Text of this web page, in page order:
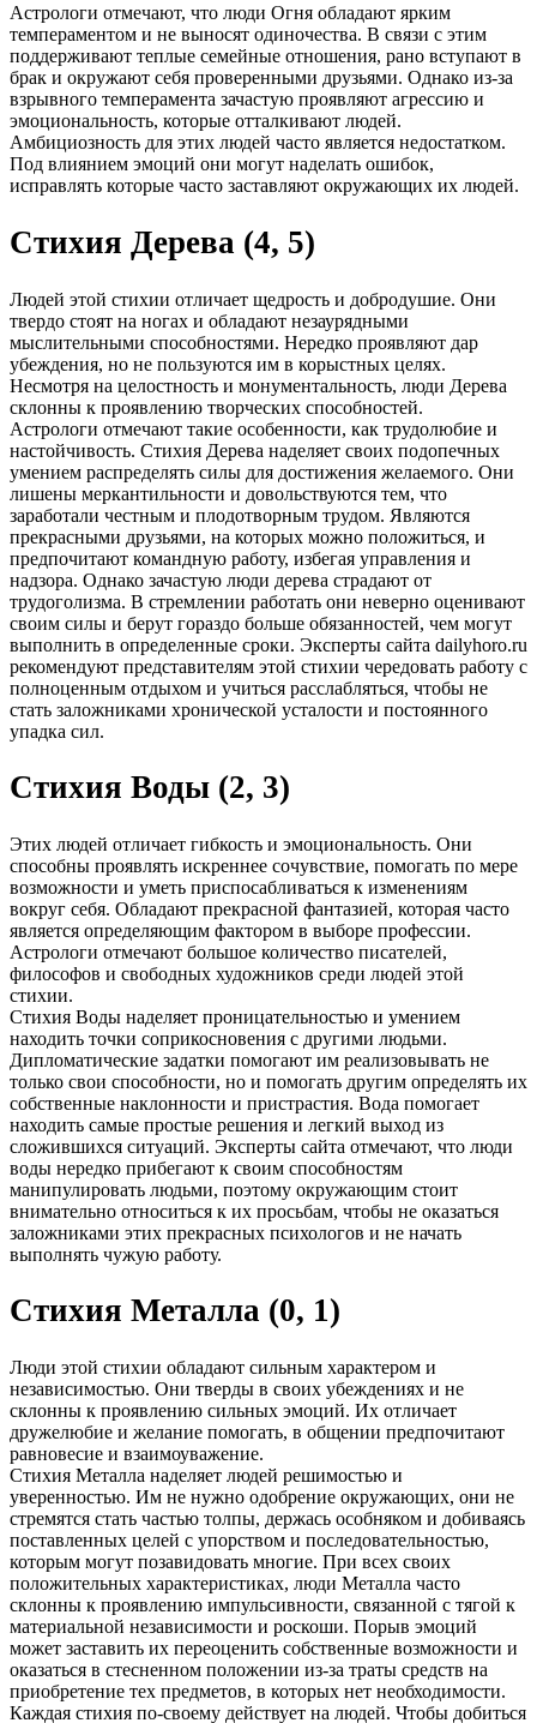
Астрологи отмечают, что люди Огня обладают ярким
темпераментом и не выносят одиночества. В связи с этим
поддерживают теплые семейные отношения, рано вступают в
брак и окружают себя проверенными друзьями. Однако из-за
взрывного темперамента зачастую проявляют агрессию и
эмоциональность, которые отталкивают людей.
Амбициозность для этих людей часто является недостатком.
Под влиянием эмоций они могут наделать ошибок,
исправлять которые часто заставляют окружающих их людей.
Стихия Дерева (4, 5)
Людей этой стихии отличает щедрость и добродушие. Они
твердо стоят на ногах и обладают незаурядными
мыслительными способностями. Нередко проявляют дар
убеждения, но не пользуются им в корыстных целях.
Несмотря на целостность и монументальность, люди Дерева
склонны к проявлению творческих способностей.
Астрологи отмечают такие особенности, как трудолюбие и
настойчивость. Стихия Дерева наделяет своих подопечных
умением распределять силы для достижения желаемого. Они
лишены меркантильности и довольствуются тем, что
заработали честным и плодотворным трудом. Являются
прекрасными друзьями, на которых можно положиться, и
предпочитают командную работу, избегая управления и
надзора. Однако зачастую люди дерева страдают от
трудоголизма. В стремлении работать они неверно оценивают
своим силы и берут гораздо больше обязанностей, чем могут
выполнить в определенные сроки. Эксперты сайта dailyhoro.ru
рекомендуют представителям этой стихии чередовать работу с
полноценным отдыхом и учиться расслабляться, чтобы не
стать заложниками хронической усталости и постоянного
упадка сил.
Стихия Воды (2, 3)
Этих людей отличает гибкость и эмоциональность. Они
способны проявлять искреннее сочувствие, помогать по мере
возможности и уметь приспосабливаться к изменениям
вокруг себя. Обладают прекрасной фантазией, которая часто
является определяющим фактором в выборе профессии.
Астрологи отмечают большое количество писателей,
философов и свободных художников среди людей этой
стихии.
Стихия Воды наделяет проницательностью и умением
находить точки соприкосновения с другими людьми.
Дипломатические задатки помогают им реализовывать не
только свои способности, но и помогать другим определять их
собственные наклонности и пристрастия. Вода помогает
находить самые простые решения и легкий выход из
сложившихся ситуаций. Эксперты сайта отмечают, что люди
воды нередко прибегают к своим способностям
манипулировать людьми, поэтому окружающим стоит
внимательно относиться к их просьбам, чтобы не оказаться
заложниками этих прекрасных психологов и не начать
выполнять чужую работу.
Стихия Металла (0, 1)
Люди этой стихии обладают сильным характером и
независимостью. Они тверды в своих убеждениях и не
склонны к проявлению сильных эмоций. Их отличает
дружелюбие и желание помогать, в общении предпочитают
равновесие и взаимоуважение.
Стихия Металла наделяет людей решимостью и
уверенностью. Им не нужно одобрение окружающих, они не
стремятся стать частью толпы, держась особняком и добиваясь
поставленных целей с упорством и последовательностью,
которым могут позавидовать многие. При всех своих
положительных характеристиках, люди Металла часто
склонны к проявлению импульсивности, связанной с тягой к
материальной независимости и роскоши. Порыв эмоций
может заставить их переоценить собственные возможности и
оказаться в стесненном положении из-за траты средств на
приобретение тех предметов, в которых нет необходимости.
Каждая стихия по-своему действует на людей. Чтобы добиться